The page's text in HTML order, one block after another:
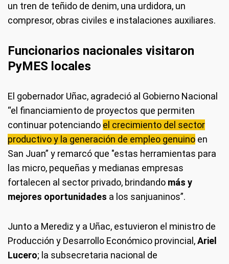
un tren de teñido de denim, una urdidora, un
compresor, obras civiles e instalaciones auxiliares.
Funcionarios nacionales visitaron
PyMES locales
El gobernador Uñac, agradeció al Gobierno Nacional
“el financiamiento de proyectos que permiten
continuar potenciando el crecimiento del sector
productivo y la generación de empleo genuino en
San Juan” y remarcó que "estas herramientas para
las micro, pequeñas y medianas empresas
fortalecen al sector privado, brindando más y
mejores oportunidades a los sanjuaninos”.
Junto a Merediz y a Uñac, estuvieron el ministro de
Producción y Desarrollo Económico provincial,Ariel
Lucero; la subsecretaria nacional de